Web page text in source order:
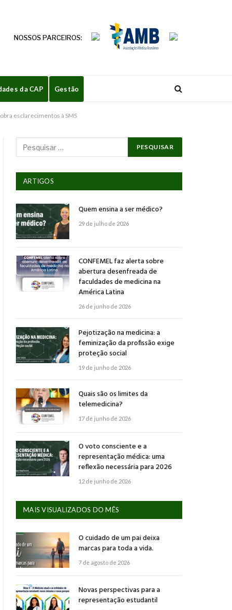
NOSSOS PARCEIROS:
da CAP Gestão
esclarecimentos à SMS
ARTIGOS
Quem ensina a ser médico?
29 de julho de 2026
CONFEMEL faz alerta sobre
abertura desenfreada de
faculdades de medicina na
América Latina
26 de junho de 2026
Pejotização na medicina: a
feminização da profissão exige
proteção social
19 de junho de 2026
Quais são os limites da
telemedicina?
17 de junho de 2026
O voto consciente e a
representação médica: uma
reflexão necessária para 2026
12 de junho de 2026
MAIS VISUALIZADOS DO MÊS
O cuidado de um pai deixa
marcas para toda a vida.
7 de agosto de 2026
Novas perspectivas para a
representação estudantil